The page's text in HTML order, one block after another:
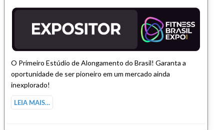
O Primeiro Estúdio de Alongamento do Brasil! Garanta a
oportunidade de ser pioneiro em um mercado ainda
inexplorado!
LEIA MAIS…